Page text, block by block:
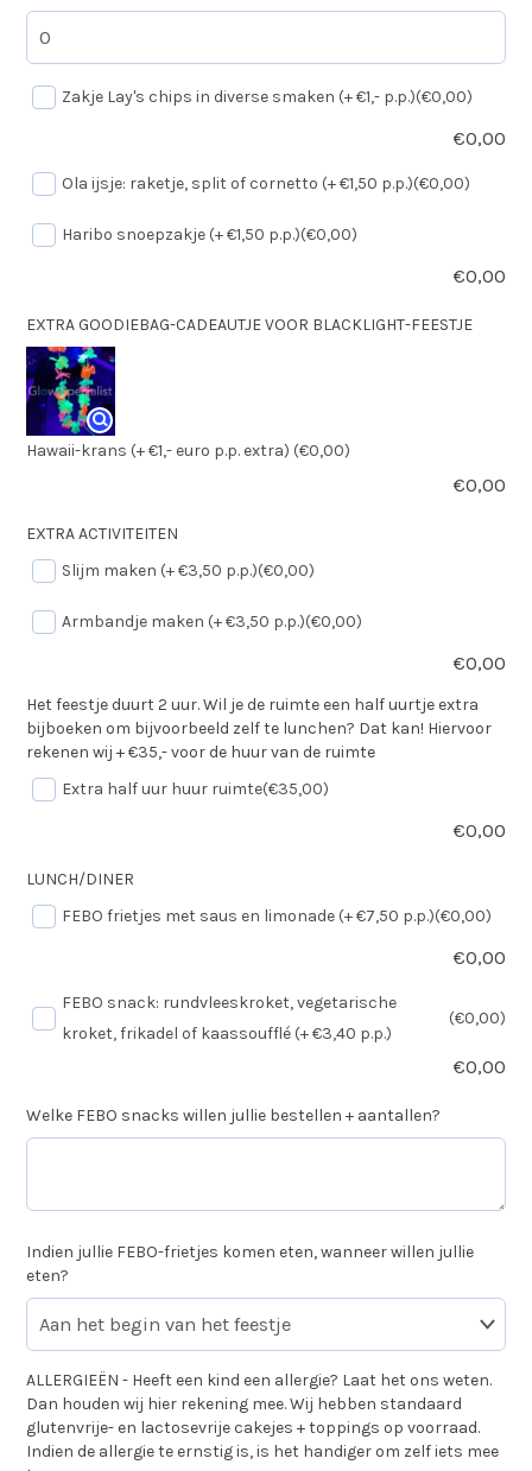
Zakje Lay's chips in diverse smaken (+ €1,- p.p.)(€0,00)
€0,00
Ola ijsje: raketje, split of cornetto (+ €1,50 p.p.)(€0,00)
Haribo snoepzakje (+ €1,50 p.p.)(€0,00)
€0,00
EXTRA GOODIEBAG-CADEAUTJE VOOR BLACKLIGHT-FEESTJE
Hawaii-krans (+ €1,- euro p.p. extra) (€0,00)
€0,00
EXTRA ACTIVITEITEN
Slijm maken (+ €3,50 p.p.)(€0,00)
Armbandje maken (+ €3,50 p.p.)(€0,00)
€0,00
Het feestje duurt 2 uur. Wil je de ruimte een half uurtje extra
bijboeken om bijvoorbeeld zelf te lunchen? Dat kan! Hiervoor
rekenen wij + €35,- voor de huur van de ruimte
Extra half uur huur ruimte(€35,00)
€0,00
LUNCH/DINER
FEBO frietjes met saus en limonade (+ €7,50 p.p.)(€0,00)
€0,00
FEBO snack: rundvleeskroket, vegetarische
kroket, frikadel of kaassoufflé (+ €3,40 p.p.)
(€0,00)
€0,00
Welke FEBO snacks willen jullie bestellen + aantallen?
Indien jullie FEBO-frietjes komen eten, wanneer willen jullie
eten?
ALLERGIEËN - Heeft een kind een allergie? Laat het ons weten.
Dan houden wij hier rekening mee. Wij hebben standaard
glutenvrije- en lactosevrije cakejes + toppings op voorraad.
Indien de allergie te ernstig is, is het handiger om zelf iets mee